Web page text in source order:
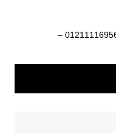
ماكينات تعبئة وتغليف 01211116954 – 01211116956 –